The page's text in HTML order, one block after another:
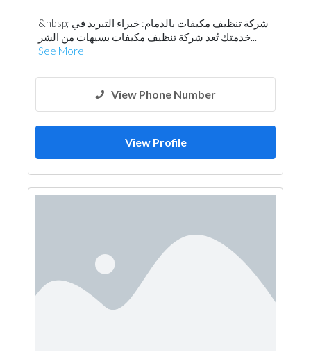
&nbsp; شركة تنظيف مكيفات بالدمام: خبراء التبريد في
خدمتك تُعد شركة تنظيف مكيفات بسيهات من الشر...
See More
View Phone Number
View Profile